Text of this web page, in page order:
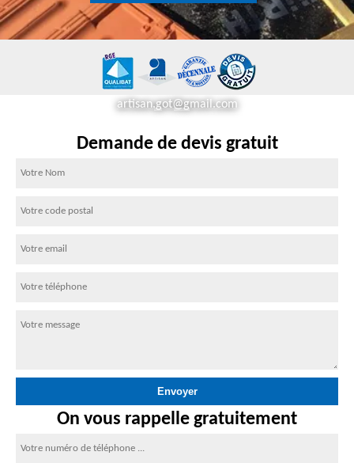
artisan.got@gmail.com
Demande de devis gratuit
On vous rappelle gratuitement